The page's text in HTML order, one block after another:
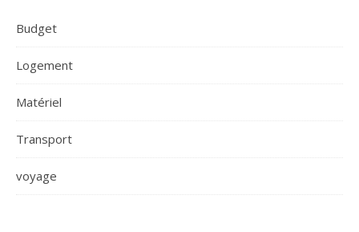
Budget
Logement
Matériel
Transport
voyage